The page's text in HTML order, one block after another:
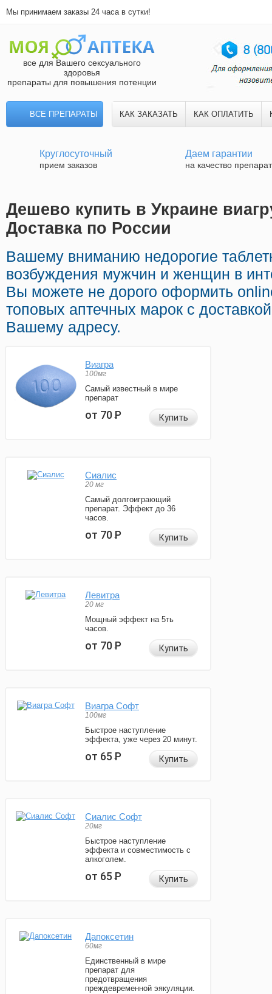
Мы принимаем заказы 24 часа в сутки!
все для Вашего сексуального
здоровья
препараты для повышения потенции
ВСЕ ПРЕПАРАТЫ КАК ЗАКАЗАТЬ КАК ОПЛАТИТЬ
Круглосуточный
прием заказов
Даем гарантии
на качество
Дешево купить в Украине
Доставка по России
Вашему вниманию недорогие
возбуждения мужчин и женщин в
Вы можете не дорого оформить
топовых аптечных марок с
Вашему адресу.
Виагра
100мг
Самый известный в мире
препарат
от 70Р Купить
Сиалис
20 мг
Самый долгоиграющий
препарат. Эффект до 36
часов.
от 70Р Купить
Левитра
20 мг
Мощный эффект на 5ть
часов.
от 70Р Купить
Виагра Софт
100мг
Быстрое наступление
эффекта, уже через 20 минут.
от 65Р Купить
Сиалис Софт
20мг
Быстрое наступление
эффекта и совместимость с
алкоголем.
от 65Р Купить
Дапоксетин
60мг
Единственный в мире
препарат для
предотвращения
преждевременной эякуляции.